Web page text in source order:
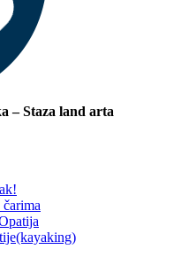
– Staza land arta